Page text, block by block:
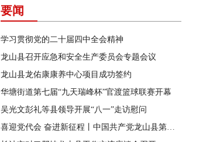
要闻
学习贯彻党的二十届四中全会精神
龙山县召开应急和安全生产委员会专题会议
龙山县龙佑康康养中心项目成功签约
华塘街道第七届“九天瑞峰杯”官渡篮球联赛开幕
吴光文彭礼等县领导开展“八一”走访慰问
喜迎党代会 奋进新征程丨中国共产党龙山县第十四届纪律检查委员会第一次全体会议召开